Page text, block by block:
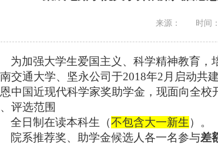
来源： 时间
为加强大学生爱国主义、科学精神教育，
交通大学、坚永公司于2018年2 月启动共
中国近现代科学家奖助学金，现面向全校
评选范围
全日制在读本科生（不包含大一新生 ）。
院系推荐奖、助学金候选人各一名参与差